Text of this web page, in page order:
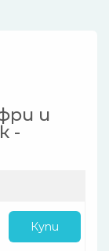
и
-
Купи